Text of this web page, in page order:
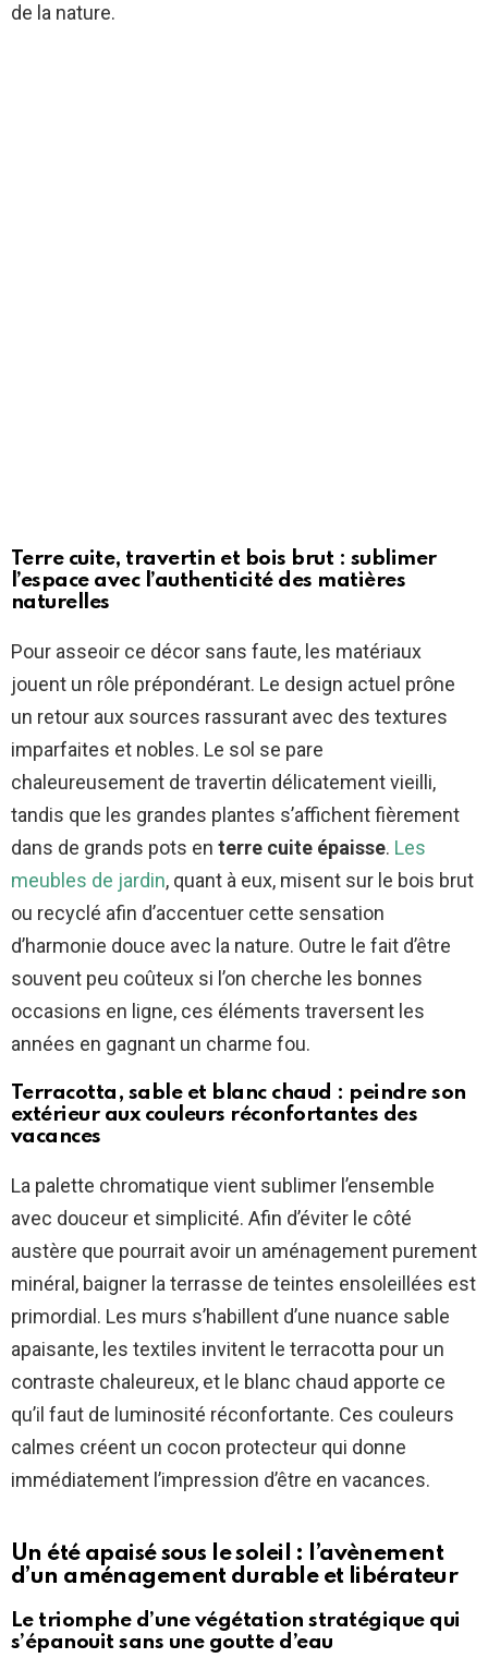
de la nature.
Terre cuite, travertin et bois brut : sublimer
l’espace avec l’authenticité des matières
naturelles
Pour asseoir ce décor sans faute, les matériaux
jouent un rôle prépondérant. Le design actuel prône
un retour aux sources rassurant avec des textures
imparfaites et nobles. Le sol se pare
chaleureusement de travertin délicatement vieilli,
tandis que les grandes plantes s’affichent fièrement
dans de grands pots en terre cuite épaisse. Les
meubles de jardin, quant à eux, misent sur le bois brut
ou recyclé afin d’accentuer cette sensation
d’harmonie douce avec la nature. Outre le fait d’être
souvent peu coûteux si l’on cherche les bonnes
occasions en ligne, ces éléments traversent les
années en gagnant un charme fou.
Terracotta, sable et blanc chaud : peindre son
extérieur aux couleurs réconfortantes des
vacances
La palette chromatique vient sublimer l’ensemble
avec douceur et simplicité. Afin d’éviter le côté
austère que pourrait avoir un aménagement purement
minéral, baigner la terrasse de teintes ensoleillées est
primordial. Les murs s’habillent d’une nuance sable
apaisante, les textiles invitent le terracotta pour un
contraste chaleureux, et le blanc chaud apporte ce
qu’il faut de luminosité réconfortante. Ces couleurs
calmes créent un cocon protecteur qui donne
immédiatement l’impression d’être en vacances.
Un été apaisé sous le soleil : l’avènement
d’un aménagement durable et libérateur
Le triomphe d’une végétation stratégique qui
s’épanouit sans une goutte d’eau